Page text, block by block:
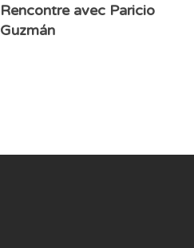
Rencontre avec Paricio
Guzmán